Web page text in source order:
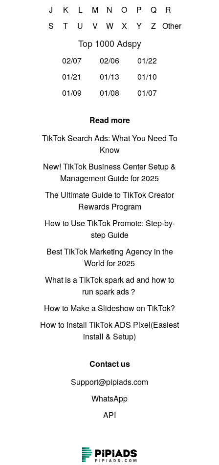
J
K L M N O P Q
R
S
T U V W X Y Z Other
Top 1000 Adspy
02/07 02/06
01/22
01/21
01/13
01/10
01/09
01/08 01/07
Read more
TikTok Search Ads: What You Need To
Know
New! TikTok Business Center Setup &
Management Guide for 2025
The Ultimate Guide to TikTok Creator
Rewards Program
How to Use TikTok Promote: Step-by-
step Guide
Best TikTok Marketing Agency in the
World for 2025
What is a TikTok spark ad and how to
run spark ads？
How to Make a Slideshow on TikTok?
How to Install TikTok ADS Pixel(Easiest
install & Setup)
Contact us
Support@pipiads.com
WhatsApp
API